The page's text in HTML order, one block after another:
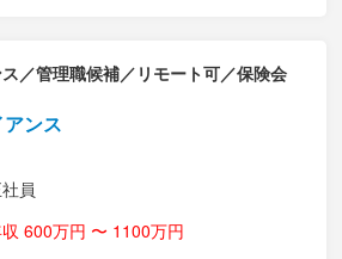
／管理職候補／リモート可／保険会
ンス
員
600万円 〜 1100万円